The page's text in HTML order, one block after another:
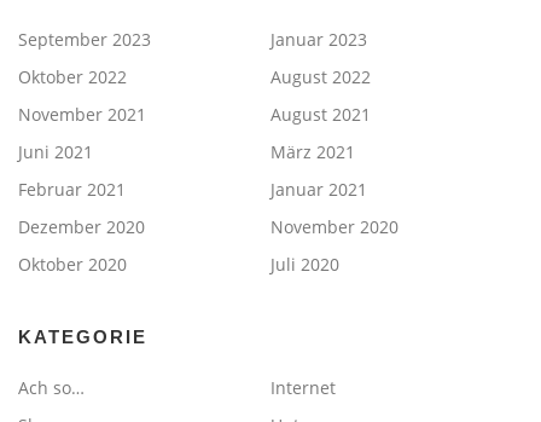
September 2023
Januar 2023
Oktober 2022
August 2022
November 2021
August 2021
Juni 2021
März 2021
Februar 2021
Januar 2021
Dezember 2020
November 2020
Oktober 2020
Juli 2020
KATEGORIE
Ach so…
Internet